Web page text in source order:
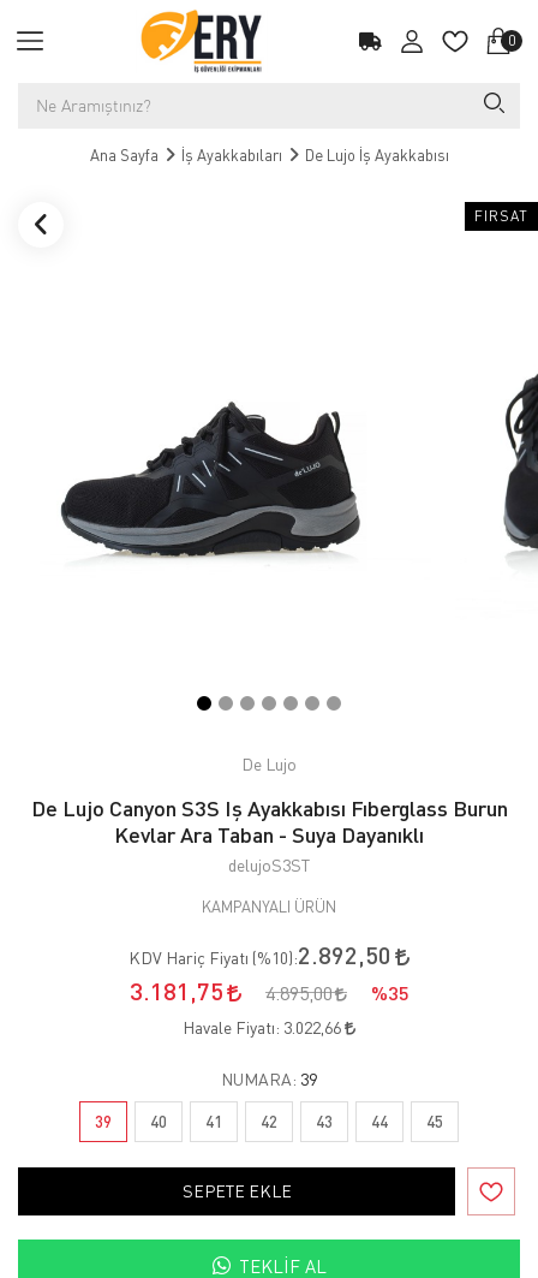
0
Ana Sayfa İş Ayakkabıları De Lujo İş Ayakkabısı
FIRSAT
De Lujo
De Lujo Canyon S3S Iş Ayakkabısı Fıberglass Burun
Kevlar Ara Taban - Suya Dayanıklı
delujoS3ST
KAMPANYALI ÜRÜN
KDV Hariç Fiyatı (%10):2.892,50
3.181,75
4.895,00 %35
Havale Fiyatı: 3.022,66
NUMARA: 39
39 40 41 42 43 44 45
SEPETE EKLE
TEKLIF AL